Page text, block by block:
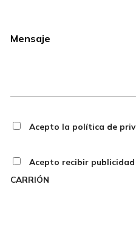
Acepto la política de
Acepto recibir publicidad
CARRIÓN